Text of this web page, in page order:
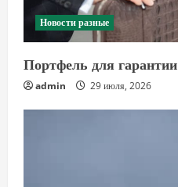
Новости разные
Портфель для гарантии
admin 29 июля, 2026